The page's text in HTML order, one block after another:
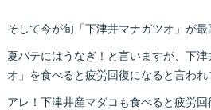
そして今が旬「下津井マナガツオ」が最
夏バテにはうなぎ！と言いますが、下
オ」を食べると疲労回復になると言われ
アレ！下津井産マダコも食べると疲労回